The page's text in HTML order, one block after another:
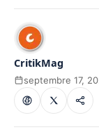
CritikMag
septembre 17,